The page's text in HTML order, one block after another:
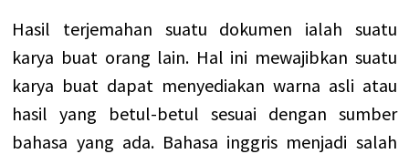
Hasil terjemahan suatu dokumen ialah suatu
karya buat orang lain. Hal ini mewajibkan suatu
karya buat dapat menyediakan warna asli atau
hasil yang betul-betul sesuai dengan sumber
bahasa yang ada. Bahasa inggris menjadi salah